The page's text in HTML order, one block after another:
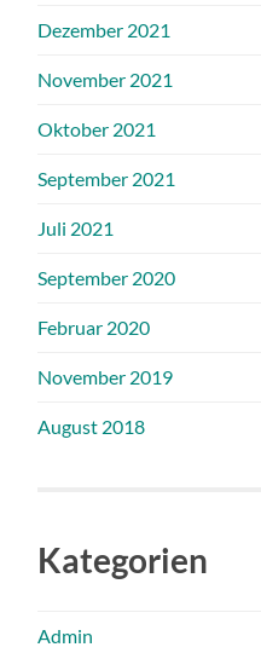
Dezember 2021
November 2021
Oktober 2021
September 2021
Juli 2021
September 2020
Februar 2020
November 2019
August 2018
Kategorien
Admin